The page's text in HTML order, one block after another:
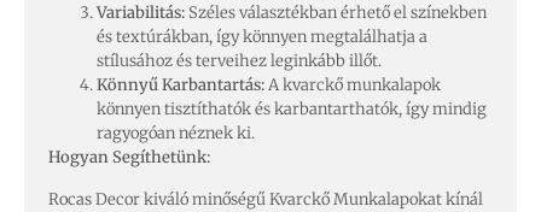
Variabilitás: Széles választékban érhető el színekben
és textúrákban, így könnyen megtalálhatja a
stílusához és terveihez leginkább illőt.
Könnyű Karbantartás:A kvarckő munkalapok
könnyen tisztíthatók és karbantarthatók, így mindig
ragyogóan néznek ki.
Hogyan Segíthetünk:
Rocas Decor kiváló minőségű Kvarckő Munkalapokat kínál